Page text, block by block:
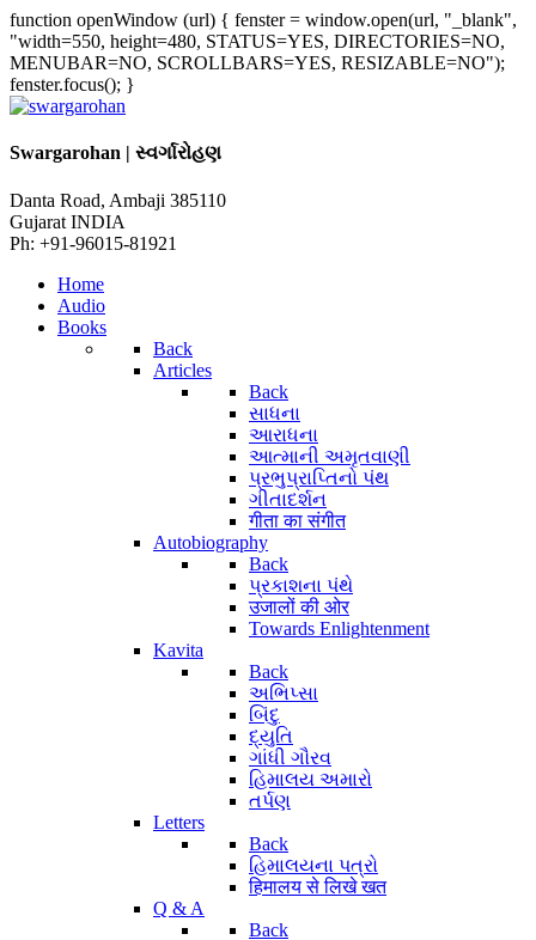
function openWindow (url) { fenster = window.open(url, "_blank",
"width=550, height=480, STATUS=YES, DIRECTORIES=NO,
MENUBAR=NO, SCROLLBARS=YES, RESIZABLE=NO");
fenster.focus(); }
Swargarohan | સ્વર્ગારોહણ
Danta Road, Ambaji 385110
Gujarat INDIA
Ph: +91-96015-81921
Home
Audio
Books
Back
Articles
Back
સાધના
આરાધના
આત્માની અમૃતવાણી
પ્રભુપ્રાપ્તિનો પંથ
ગીતાદર્શન
गीता का संगीत
Autobiography
Back
પ્રકાશના પંથે
उजालों की ओर
Towards Enlightenment
Kavita
Back
અભિપ્સા
બિંદુ
દ્યુતિ
ગાંધી ગૌરવ
હિમાલય અમારો
તર્પણ
Letters
Back
હિમાલયના પત્રો
हिमालय से लिखे खत
Q & A
Back